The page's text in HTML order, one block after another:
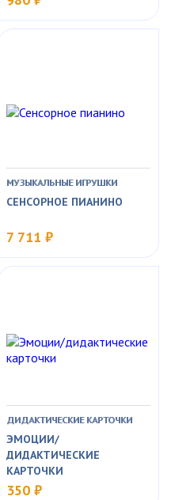
МУЗЫКАЛЬНЫЕ ИГРУШКИ
СЕНСОРНОЕ ПИАНИНО
7 711 ₽
ДИДАКТИЧЕСКИЕ КАРТОЧКИ
ЭМОЦИИ/
ДИДАКТИЧЕСКИЕ
КАРТОЧКИ
350 ₽